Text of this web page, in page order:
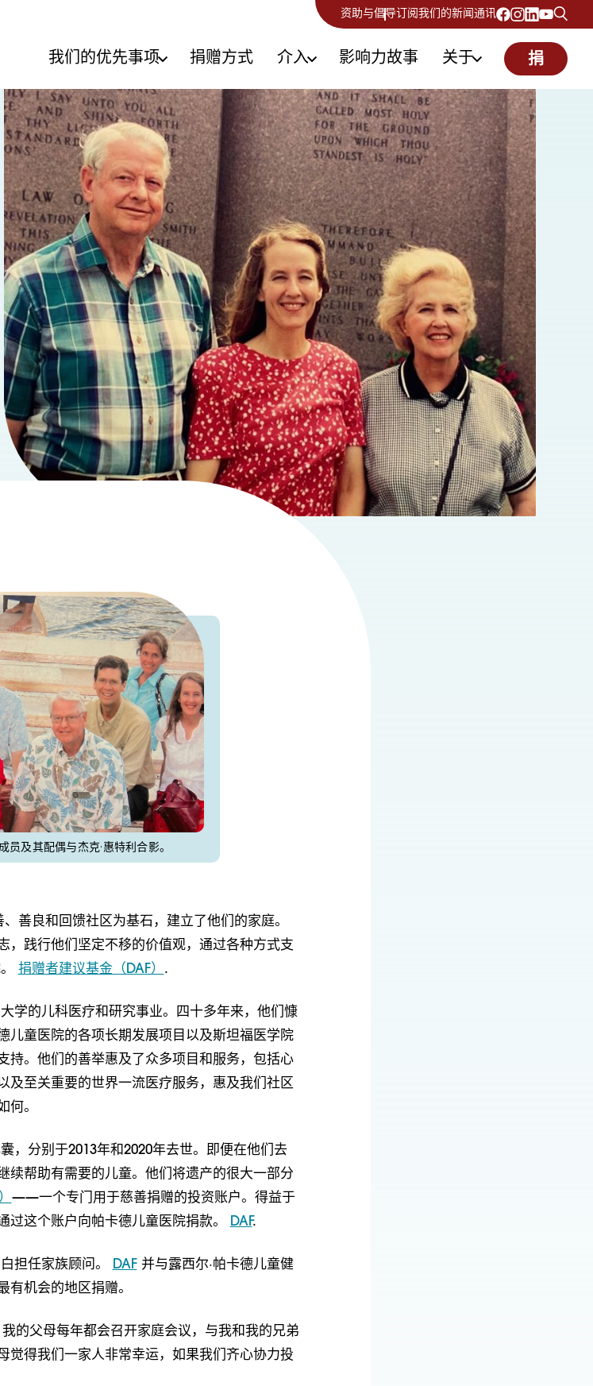
资助与倡导订阅我们的新闻通讯
我们的优先事项 捐赠方式 介入 影响力故事 关于 捐
员及其配偶与杰克·惠特利合影。
善良和回馈社区为基石，建立了他们的家庭。
，践行他们坚定不移的价值观，通过各种方式支
捐赠者建议基金（DAF） .
学的儿科医疗和研究事业。四十多年来，他们慷
儿童医院的各项长期发展项目以及斯坦福医学院
持。他们的善举惠及了众多项目和服务，包括心
及至关重要的世界一流医疗服务，惠及我们社区
何。
，分别于2013年和2020年去世。即便在他们去
续帮助有需要的儿童。他们将遗产的很大一部分
——一个专门用于慈善捐赠的投资账户。得益于
过这个账户向帕卡德儿童医院捐款。
DAF.
担任家族顾问。 DAF并与露西尔·帕卡德儿童健
有机会的地区捐赠。
的父母每年都会召开家庭会议，与我和我的兄弟
觉得我们一家人非常幸运，如果我们齐心协力投